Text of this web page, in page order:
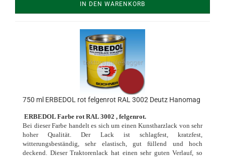
IN DEN WARENKORB
750 ml ERBEDOL rot felgenrot RAL 3002 Deutz Hanomag
ERBEDOL Farbe rot RAL 3002 , felgenrot.
Bei dieser Farbe handelt es sich um einen Kunstharzlack von sehr
hoher Qualität. Der Lack ist schlagfest, kratzfest,
witterungsbeständig, sehr elastisch, gut füllend und hoch
deckend. Dieser Traktorenlack hat einen sehr guten Verlauf, so